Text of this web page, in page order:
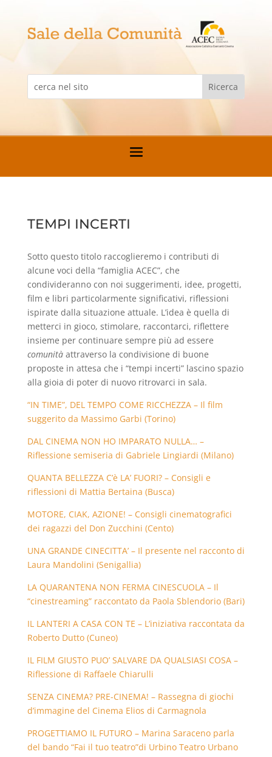
TEMPI INCERTI
Sotto questo titolo raccoglieremo i contributi di
alcune voci della “famiglia ACEC”, che
condivideranno con noi suggerimenti, idee, progetti,
film e libri particolarmente significativi, riflessioni
ispirate dalla situazione attuale. L’idea è quella di
metterci in gioco, stimolare, raccontarci, riflettere
insieme per continuare sempre più ad essere
comunitàattraverso la condivisione di buone
proposte in attesa che i “tempi incerti” lascino spazio
alla gioia di poter di nuovo ritrovarci in sala.
“IN TIME”, DEL TEMPO COME RICCHEZZA – Il film
suggerito da Massimo Garbi (Torino)
DAL CINEMA NON HO IMPARATO NULLA… –
Riflessione semiseria di Gabriele Lingiardi (Milano)
QUANTA BELLEZZA C’è LA’ FUORI? – Consigli e
riflessioni di Mattia Bertaina (Busca)
MOTORE, CIAK, AZIONE! – Consigli cinematografici
dei ragazzi del Don Zucchini (Cento)
UNA GRANDE CINECITTA’ – Il presente nel racconto di
Laura Mandolini (Senigallia)
LA QUARANTENA NON FERMA CINESCUOLA – Il
“cinestreaming” raccontato da Paola Sblendorio (Bari)
IL LANTERI A CASA CON TE – L’iniziativa raccontata da
Roberto Dutto (Cuneo)
IL FILM GIUSTO PUO’ SALVARE DA QUALSIASI COSA –
Riflessione di Raffaele Chiarulli
SENZA CINEMA? PRE-CINEMA! – Rassegna di giochi
d’immagine del Cinema Elios di Carmagnola
PROGETTIAMO IL FUTURO – Marina Saraceno parla
del bando “Fai il tuo teatro”di Urbino Teatro Urbano